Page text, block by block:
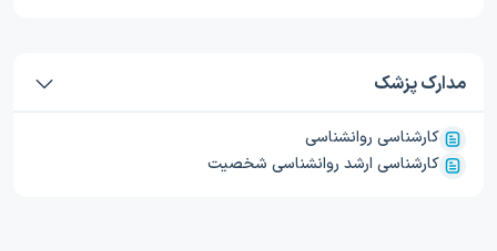
مدارک پزشک
کارشناسی روانشناسی
کارشناسی ارشد روانشناسی شخصیت